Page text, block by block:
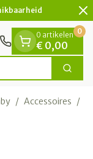
Zoek
0 artikelen
€ 0,00
0
/ Accessoires /